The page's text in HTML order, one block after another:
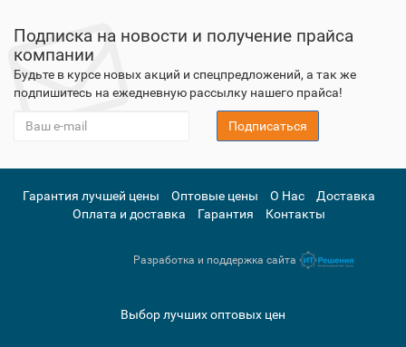
Подписка на новости и получение прайса
компании
Будьте в курсе новых акций и спецпредложений, а так же
подпишитесь на ежедневную рассылку нашего прайса!
Подписаться
Гарантия лучшей цены Оптовые цены О Нас
Доставка
Оплата и доставка
Гарантия Контакты
Разработка и поддержка сайта
Выбор лучших оптовых цен